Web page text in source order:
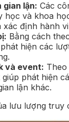
gian lận: Các
học và khoa
xác định hành
Bằng cách
hiện các
và event:
phát hiện
lận khác.
lưu lượng truy